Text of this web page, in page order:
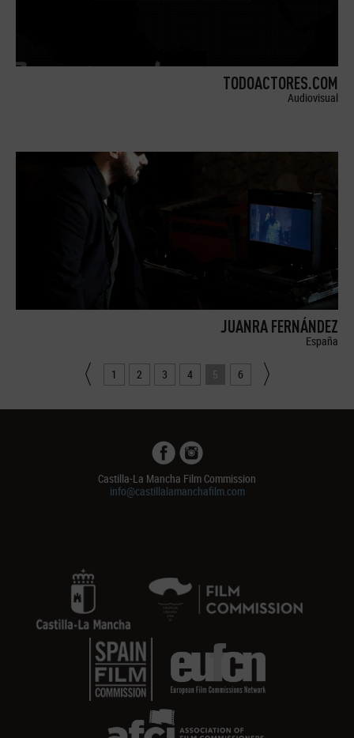
TODOACTORES.COM
Audiovisual
JUANRA FERNÁNDEZ
España
1 2 3 4 5 6
Castilla-La Mancha Film Commission
info@castillalamanchafilm.com